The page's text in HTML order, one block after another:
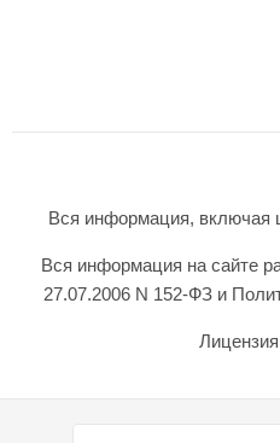
Вся информация, включая
Вся информация на сайте
27.07.2006 N 152-ФЗ и